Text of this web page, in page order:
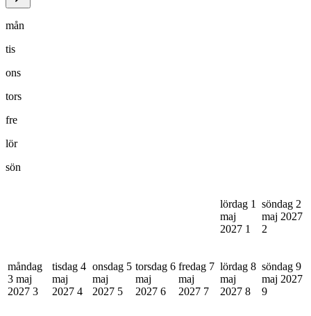
mån
tis
ons
tors
fre
lör
sön
lördag 1
maj
2027 1
söndag 2
maj 2027
2
måndag
3 maj
2027 3
tisdag 4
maj
2027 4
onsdag 5
maj
2027 5
torsdag 6
maj
2027 6
fredag 7
maj
2027 7
lördag 8
maj
2027 8
söndag 9
maj 2027
9